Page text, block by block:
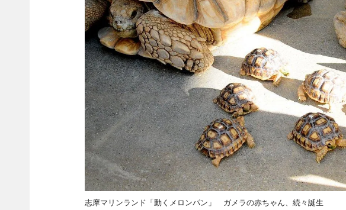
志摩マリンランド「動くメロンパン」 ガメラの赤ちゃん、続々誕生